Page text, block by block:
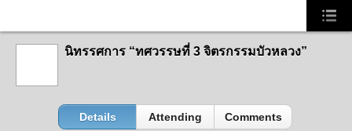
นิทรรศการ “ทศวรรษที่ 3 จิตรกรรมบัวหลวง”
Details Attending Comments